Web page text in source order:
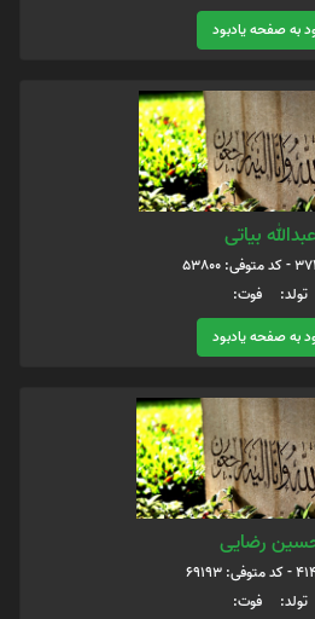
به صفحه یادبود
عبدالله بیاتی
تولد: فوت:
به صفحه یادبود
رضایی
تولد: فوت: